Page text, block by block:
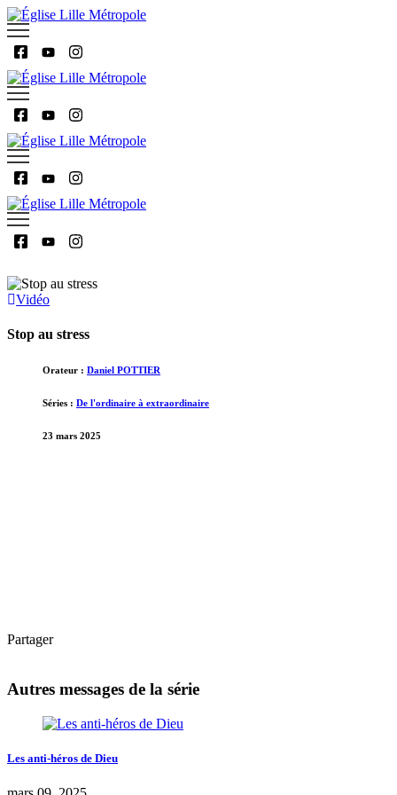
Vidéo
Stop au stress
Orateur : Daniel POTTIER
Séries : De l'ordinaire à extraordinaire
23 mars 2025
Partager
Autres messages de la série
Les anti-héros de Dieu